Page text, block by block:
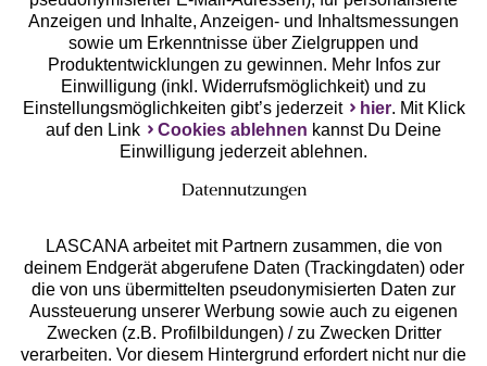
Kostenlose Retoure
°Punkte sammeln
Services
Beratung
Anzeigen und Inhalte, Anzeigen- und Inhaltsmessungen
sowie um Erkenntnisse über Zielgruppen und
Produktentwicklungen zu gewinnen. Mehr Infos zur
Einwilligung (inkl. Widerrufsmöglichkeit) und zu
Einstellungsmöglichkeiten gibt’s jederzeit
hier. Mit Klick
auf den Link
Cookies ablehnen kannst Du Deine
Einwilligung jederzeit ablehnen.
Datennutzungen
LASCANA arbeitet mit Partnern zusammen, die von
deinem Endgerät abgerufene Daten (Trackingdaten) oder
die von uns übermittelten pseudonymisierten Daten zur
Aussteuerung unserer Werbung sowie auch zu eigenen
Zwecken (z.B. Profilbildungen) / zu Zwecken Dritter
verarbeiten. Vor diesem Hintergrund erfordert nicht nur die